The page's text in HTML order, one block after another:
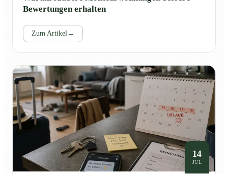
Bewertungen erhalten
Zum Artikel →
14
JUL